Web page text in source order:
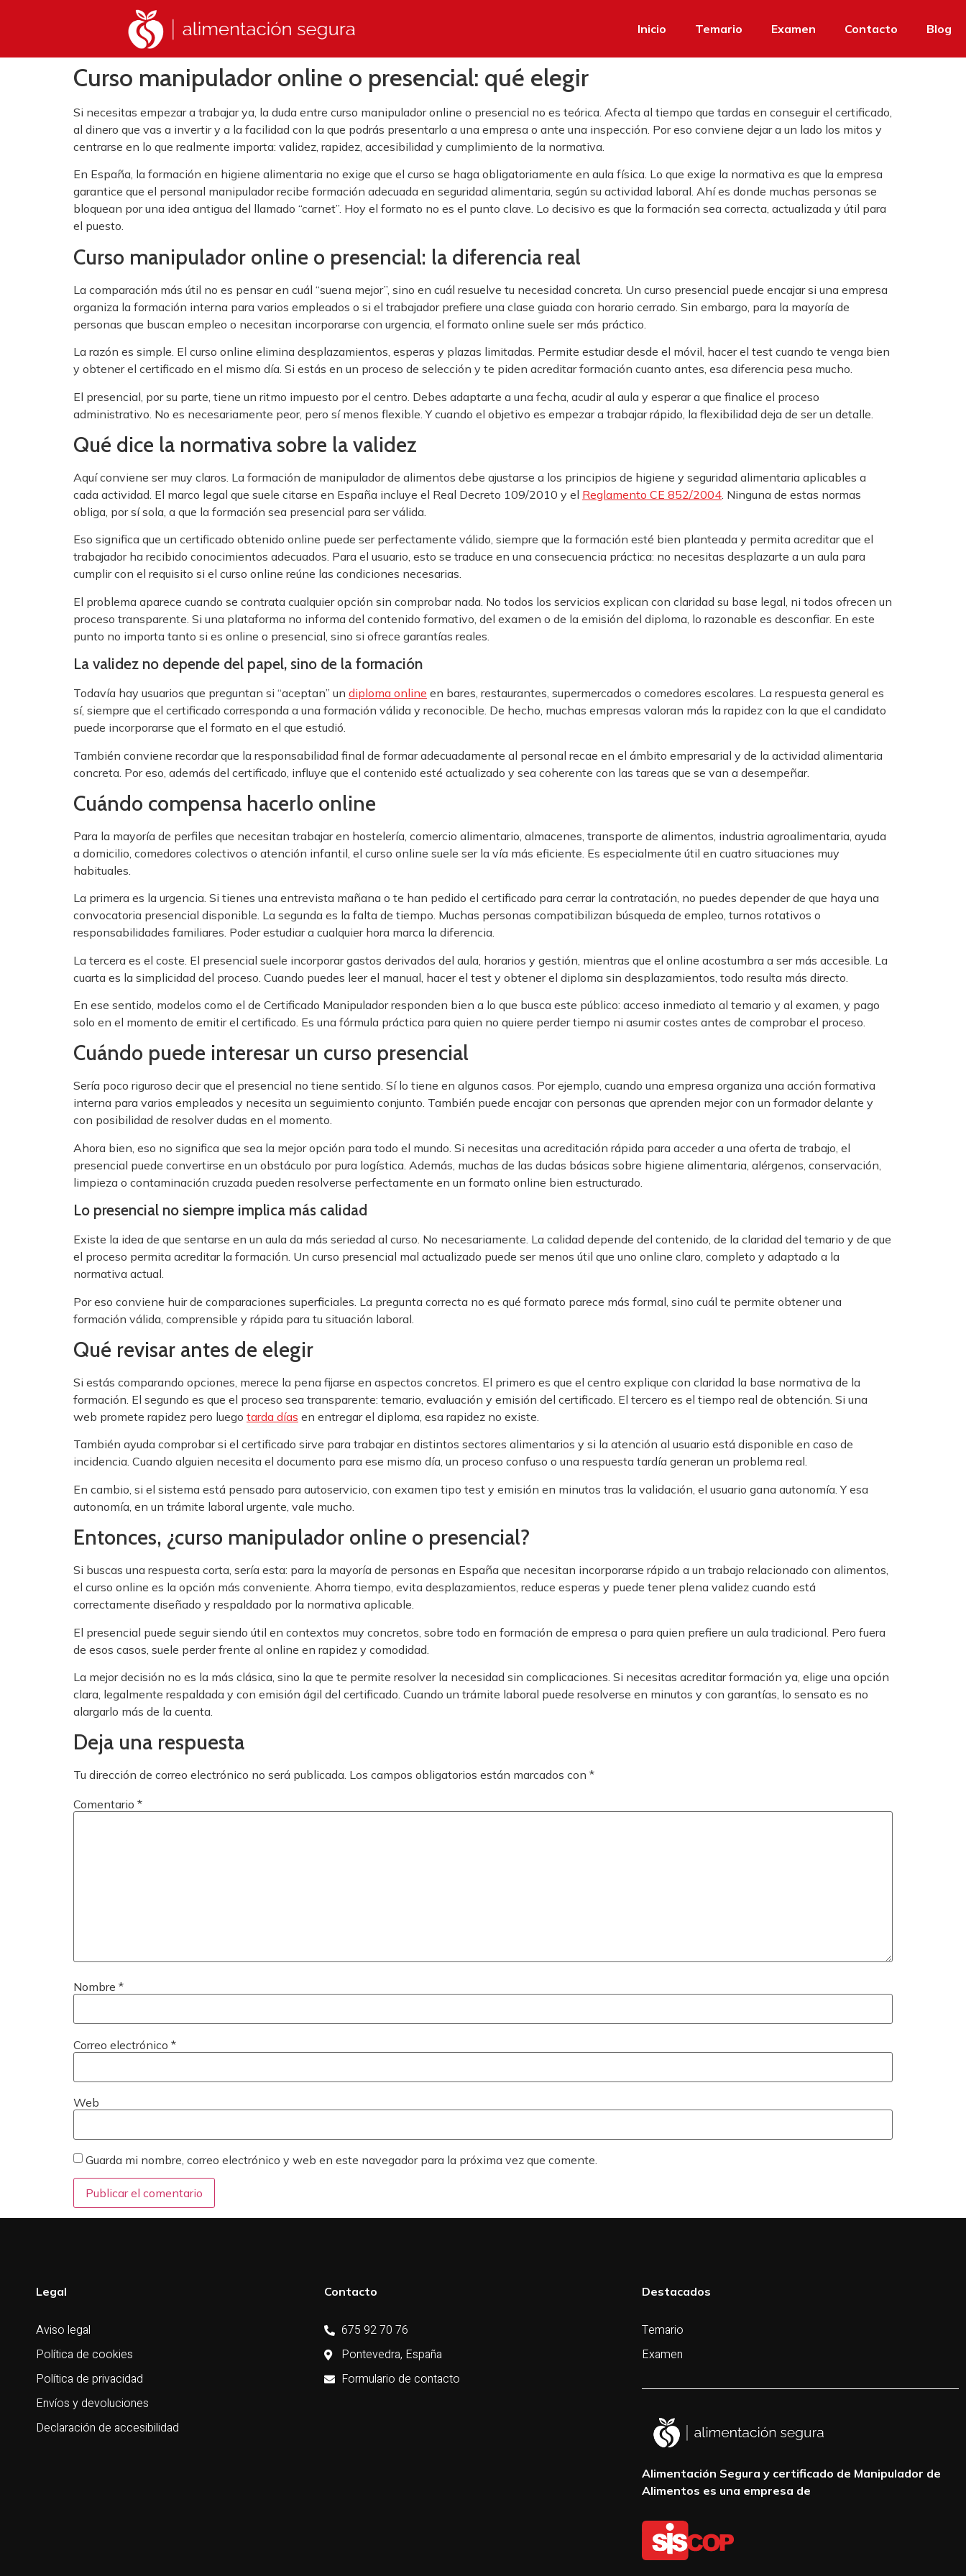
Inicio Temario Examen Contacto Blog
Curso manipulador online o presencial: qué elegir
Si necesitas empezar a trabajar ya, la duda entre curso manipulador online o presencial no es teórica. Afecta al tiempo que tardas en conseguir el certificado,
al dinero que vas a invertir y a la facilidad con la que podrás presentarlo a una empresa o ante una inspección. Por eso conviene dejar a un lado los mitos y
centrarse en lo que realmente importa: validez, rapidez, accesibilidad y cumplimiento de la normativa.
En España, la formación en higiene alimentaria no exige que el curso se haga obligatoriamente en aula física. Lo que exige la normativa es que la empresa
garantice que el personal manipulador recibe formación adecuada en seguridad alimentaria, según su actividad laboral. Ahí es donde muchas personas se
bloquean por una idea antigua del llamado “carnet”. Hoy el formato no es el punto clave. Lo decisivo es que la formación sea correcta, actualizada y útil para
el puesto.
Curso manipulador online o presencial: la diferencia real
La comparación más útil no es pensar en cuál “suena mejor”, sino en cuál resuelve tu necesidad concreta. Un curso presencial puede encajar si una empresa
organiza la formación interna para varios empleados o si el trabajador prefiere una clase guiada con horario cerrado. Sin embargo, para la mayoría de
personas que buscan empleo o necesitan incorporarse con urgencia, el formato online suele ser más práctico.
La razón es simple. El curso online elimina desplazamientos, esperas y plazas limitadas. Permite estudiar desde el móvil, hacer el test cuando te venga bien
y obtener el certificado en el mismo día. Si estás en un proceso de selección y te piden acreditar formación cuanto antes, esa diferencia pesa mucho.
El presencial, por su parte, tiene un ritmo impuesto por el centro. Debes adaptarte a una fecha, acudir al aula y esperar a que finalice el proceso
administrativo. No es necesariamente peor, pero sí menos flexible. Y cuando el objetivo es empezar a trabajar rápido, la flexibilidad deja de ser un detalle.
Qué dice la normativa sobre la validez
Aquí conviene ser muy claros. La formación de manipulador de alimentos debe ajustarse a los principios de higiene y seguridad alimentaria aplicables a
cada actividad. El marco legal que suele citarse en España incluye el Real Decreto 109/2010 y el Reglamento CE 852/2004 . Ninguna de estas normas
obliga, por sí sola, a que la formación sea presencial para ser válida.
Eso significa que un certificado obtenido online puede ser perfectamente válido, siempre que la formación esté bien planteada y permita acreditar que el
trabajador ha recibido conocimientos adecuados. Para el usuario, esto se traduce en una consecuencia práctica: no necesitas desplazarte a un aula para
cumplir con el requisito si el curso online reúne las condiciones necesarias.
El problema aparece cuando se contrata cualquier opción sin comprobar nada. No todos los servicios explican con claridad su base legal, ni todos ofrecen un
proceso transparente. Si una plataforma no informa del contenido formativo, del examen o de la emisión del diploma, lo razonable es desconfiar. En este
punto no importa tanto si es online o presencial, sino si ofrece garantías reales.
La validez no depende del papel, sino de la formación
Todavía hay usuarios que preguntan si “aceptan” un diploma online en bares, restaurantes, supermercados o comedores escolares. La respuesta general es
sí, siempre que el certificado corresponda a una formación válida y reconocible. De hecho, muchas empresas valoran más la rapidez con la que el candidato
puede incorporarse que el formato en el que estudió.
También conviene recordar que la responsabilidad final de formar adecuadamente al personal recae en el ámbito empresarial y de la actividad alimentaria
concreta. Por eso, además del certificado, influye que el contenido esté actualizado y sea coherente con las tareas que se van a desempeñar.
Cuándo compensa hacerlo online
Para la mayoría de perfiles que necesitan trabajar en hostelería, comercio alimentario, almacenes, transporte de alimentos, industria agroalimentaria, ayuda
a domicilio, comedores colectivos o atención infantil, el curso online suele ser la vía más eficiente. Es especialmente útil en cuatro situaciones muy
habituales.
La primera es la urgencia. Si tienes una entrevista mañana o te han pedido el certificado para cerrar la contratación, no puedes depender de que haya una
convocatoria presencial disponible. La segunda es la falta de tiempo. Muchas personas compatibilizan búsqueda de empleo, turnos rotativos o
responsabilidades familiares. Poder estudiar a cualquier hora marca la diferencia.
La tercera es el coste. El presencial suele incorporar gastos derivados del aula, horarios y gestión, mientras que el online acostumbra a ser más accesible. La
cuarta es la simplicidad del proceso. Cuando puedes leer el manual, hacer el test y obtener el diploma sin desplazamientos, todo resulta más directo.
En ese sentido, modelos como el de Certificado Manipulador responden bien a lo que busca este público: acceso inmediato al temario y al examen, y pago
solo en el momento de emitir el certificado. Es una fórmula práctica para quien no quiere perder tiempo ni asumir costes antes de comprobar el proceso.
Cuándo puede interesar un curso presencial
Sería poco riguroso decir que el presencial no tiene sentido. Sí lo tiene en algunos casos. Por ejemplo, cuando una empresa organiza una acción formativa
interna para varios empleados y necesita un seguimiento conjunto. También puede encajar con personas que aprenden mejor con un formador delante y
con posibilidad de resolver dudas en el momento.
Ahora bien, eso no significa que sea la mejor opción para todo el mundo. Si necesitas una acreditación rápida para acceder a una oferta de trabajo, el
presencial puede convertirse en un obstáculo por pura logística. Además, muchas de las dudas básicas sobre higiene alimentaria, alérgenos, conservación,
limpieza o contaminación cruzada pueden resolverse perfectamente en un formato online bien estructurado.
Lo presencial no siempre implica más calidad
Existe la idea de que sentarse en un aula da más seriedad al curso. No necesariamente. La calidad depende del contenido, de la claridad del temario y de que
el proceso permita acreditar la formación. Un curso presencial mal actualizado puede ser menos útil que uno online claro, completo y adaptado a la
normativa actual.
Por eso conviene huir de comparaciones superficiales. La pregunta correcta no es qué formato parece más formal, sino cuál te permite obtener una
formación válida, comprensible y rápida para tu situación laboral.
Qué revisar antes de elegir
Si estás comparando opciones, merece la pena fijarse en aspectos concretos. El primero es que el centro explique con claridad la base normativa de la
formación. El segundo es que el proceso sea transparente: temario, evaluación y emisión del certificado. El tercero es el tiempo real de obtención. Si una
web promete rapidez pero luego tarda días en entregar el diploma, esa rapidez no existe.
También ayuda comprobar si el certificado sirve para trabajar en distintos sectores alimentarios y si la atención al usuario está disponible en caso de
incidencia. Cuando alguien necesita el documento para ese mismo día, un proceso confuso o una respuesta tardía generan un problema real.
En cambio, si el sistema está pensado para autoservicio, con examen tipo test y emisión en minutos tras la validación, el usuario gana autonomía. Y esa
autonomía, en un trámite laboral urgente, vale mucho.
Entonces, ¿curso manipulador online o presencial?
Si buscas una respuesta corta, sería esta: para la mayoría de personas en España que necesitan incorporarse rápido a un trabajo relacionado con alimentos,
el curso online es la opción más conveniente. Ahorra tiempo, evita desplazamientos, reduce esperas y puede tener plena validez cuando está
correctamente diseñado y respaldado por la normativa aplicable.
El presencial puede seguir siendo útil en contextos muy concretos, sobre todo en formación de empresa o para quien prefiere un aula tradicional. Pero fuera
de esos casos, suele perder frente al online en rapidez y comodidad.
La mejor decisión no es la más clásica, sino la que te permite resolver la necesidad sin complicaciones. Si necesitas acreditar formación ya, elige una opción
clara, legalmente respaldada y con emisión ágil del certificado. Cuando un trámite laboral puede resolverse en minutos y con garantías, lo sensato es no
alargarlo más de la cuenta.
Deja una respuesta
Tu dirección de correo electrónico no será publicada. Los campos obligatorios están marcados con *
Comentario *
Nombre *
Correo electrónico *
Web
Guarda mi nombre, correo electrónico y web en este navegador para la próxima vez que comente.
Legal
Aviso legal
Política de cookies
Política de privacidad
Envíos y devoluciones
Declaración de accesibilidad
Contacto
675 92 70 76
Pontevedra, España
Formulario de contacto
Destacados
Temario
Examen
Alimentación Segura y certificado de Manipulador de
Alimentos es una empresa de